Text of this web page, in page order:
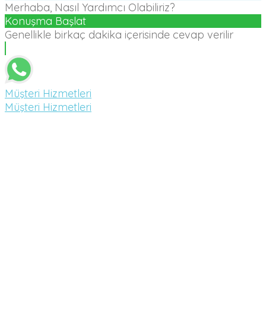
Merhaba, Nasıl Yardımcı Olabiliriz?
Konuşma Başlat
Genellikle birkaç dakika içerisinde cevap verilir
Müşteri Hizmetleri
Müşteri Hizmetleri